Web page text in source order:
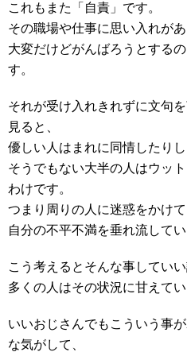
これもまた「自責」です。
その職場や仕事に思い入れがあ
大変だけどがんばろうとする
す。
それが受け入れきれずに文句
見ると、
優しい人はまれに同情したりし
そうでもない大半の人はウッ
わけです。
つまり周りの人に迷惑をかけ
自分の不平不満を垂れ流して
こう考えるとそんな事していい
多くの人はその状況に甘えてい
いいおじさんでもこういう事
な気がして、